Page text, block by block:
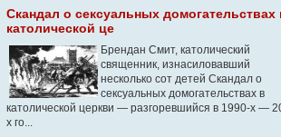
Скандал о сексуальных домогательствах
католической це
Брендан Смит, католический
священник, изнасиловавший
несколько сот детей Скандал о
сексуальных домогательствах в
католической церкви — разгоревшийся в 1990-х —
х го...